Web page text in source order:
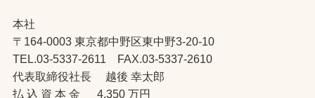
本社
〒164-0003 東京都中野区東中野3-20-10
TEL.03-5337-2611 FAX.03-5337-2610
代表取締役社長 越後 幸太郎
払 込 資 本 金 4,350 万円